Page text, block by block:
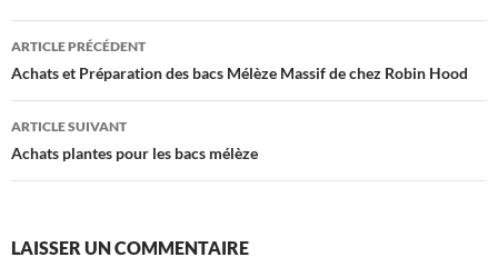
Navigation
des
articles
ARTICLE PRÉCÉDENT
Achats et Préparation des bacs Mélèze Massif de chez Robin Hood
ARTICLE SUIVANT
Achats plantes pour les bacs mélèze
LAISSER UN COMMENTAIRE